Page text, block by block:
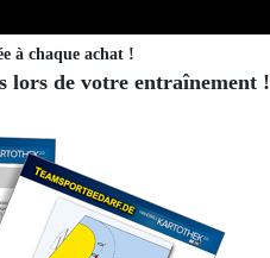
à chaque achat !
lors de votre entraînement !